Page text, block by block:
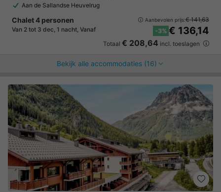
Aan de Sallandse Heuvelrug
Chalet 4 personen
Van 2 tot 3 dec, 1 nacht, Vanaf
Aanbevolen prijs:€ 141,63
-3% € 136,14
Totaal € 208,64 incl. toeslagen
Bekijk alle accommodaties (16)